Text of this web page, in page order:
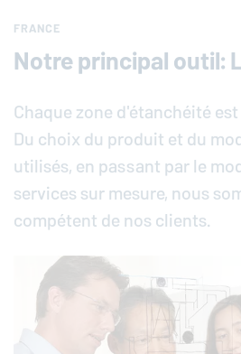
FRANCE
Notre principal outil:
Chaque zone d'étanchéité
Du choix du produit et du
utilisés, en passant par le
services sur mesure, nous
compétent de nos clients.